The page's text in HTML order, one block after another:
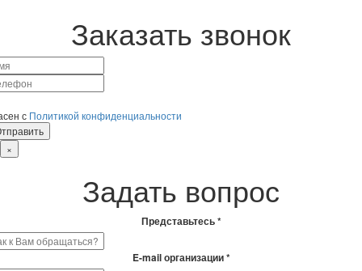
Заказать звонок
с Политикой конфиденциальности
×
Задать вопрос
Представьтесь *
E-mail организации *